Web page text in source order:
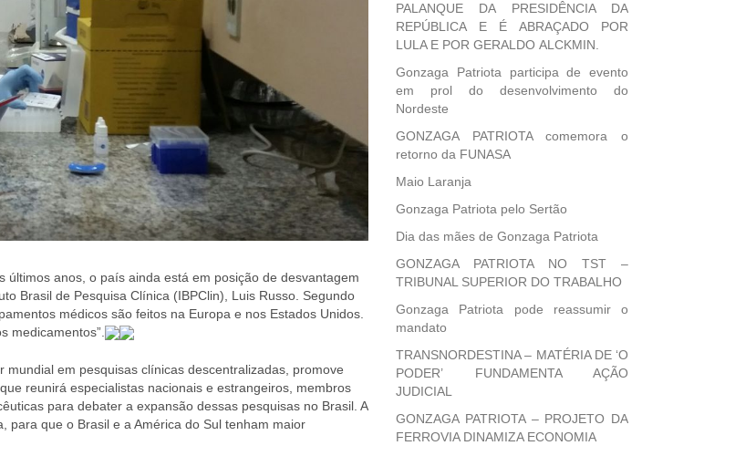
anos, o país ainda está em posição de desvantagem
Brasil de Pesquisa Clínica (IBPClin), Luis Russo. Segundo
médicos são feitos na Europa e nos Estados Unidos.
medicamentos”.
em pesquisas clínicas descentralizadas, promove
reunirá especialistas nacionais e estrangeiros, membros
para debater a expansão dessas pesquisas no Brasil. A
para que o Brasil e a América do Sul tenham maior
PALANQUE DA PRESIDÊNCIA DA
REPÚBLICA E É ABRAÇADO POR
LULA E POR GERALDO ALCKMIN.
Gonzaga Patriota participa de evento
em prol do desenvolvimento do
Nordeste
GONZAGA PATRIOTA comemora o
retorno da FUNASA
Maio Laranja
Gonzaga Patriota pelo Sertão
Dia das mães de Gonzaga Patriota
GONZAGA PATRIOTA NO TST –
TRIBUNAL SUPERIOR DO TRABALHO
Gonzaga Patriota pode reassumir o
mandato
TRANSNORDESTINA – MATÉRIA DE ‘O
PODER’ FUNDAMENTA AÇÃO
JUDICIAL
GONZAGA PATRIOTA – PROJETO DA
FERROVIA DINAMIZA ECONOMIA